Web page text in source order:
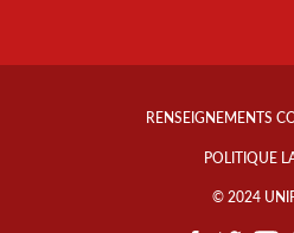
Footer
RENSEIGNEMENTS
POLITIQUE
© 2024